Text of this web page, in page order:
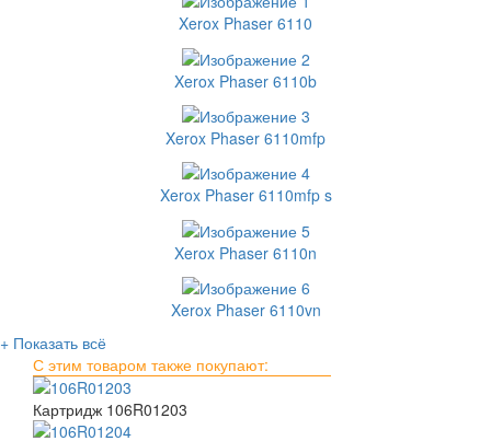
Xerox Phaser 6110
Xerox Phaser 6110b
Xerox Phaser 6110mfp
Xerox Phaser 6110mfp s
Xerox Phaser 6110n
Xerox Phaser 6110vn
+ Показать всё
С этим товаром также покупают:
Картридж 106R01203